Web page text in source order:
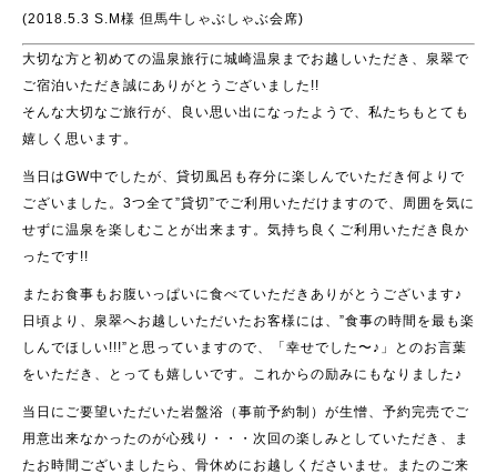
(2018.5.3 S.M様 但馬牛しゃぶしゃぶ会席)
大切な方と初めての温泉旅行に城崎温泉までお越しいただき、泉翠で
ご宿泊いただき誠にありがとうございました!!
そんな大切なご旅行が、良い思い出になったようで、私たちもとても
嬉しく思います。
当日はGW中でしたが、貸切風呂も存分に楽しんでいただき何よりで
ございました。3つ全て”貸切”でご利用いただけますので、周囲を気に
せずに温泉を楽しむことが出来ます。気持ち良くご利用いただき良か
ったです!!
またお食事もお腹いっぱいに食べていただきありがとうございます♪
日頃より、泉翠へお越しいただいたお客様には、”食事の時間を最も楽
しんでほしい!!!”と思っていますので、「幸せでした〜♪」とのお言葉
をいただき、とっても嬉しいです。これからの励みにもなりました♪
当日にご要望いただいた岩盤浴（事前予約制）が生憎、予約完売でご
用意出来なかったのが心残り・・・次回の楽しみとしていただき、ま
たお時間ございましたら、骨休めにお越しくださいませ。またのご来